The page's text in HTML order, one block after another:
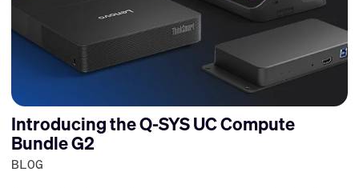
Introducing the Q-SYS UC Compute
Bundle G2
BLOG